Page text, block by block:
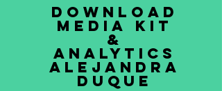
DOWNLOAD
MEDIA KIT
&
ANALYTICS
ALEJANDRA
DUQUE